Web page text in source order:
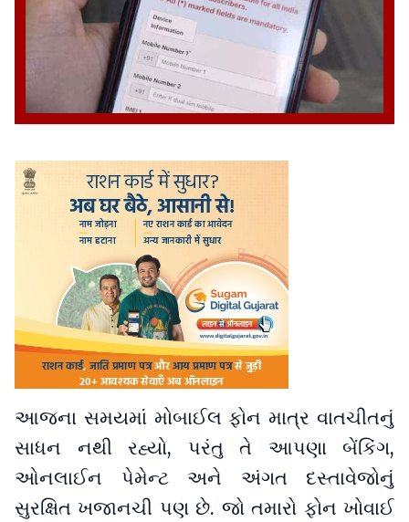
આજના સમયમાં મોબાઈલ ફોન માત્ર વાતચીતનું
સાધન નથી રહ્યો, પરંતુ તે આપણા બેંકિંગ,
ઓનલાઈન પેમેન્ટ અને અંગત દસ્તાવેજોનું
સુરક્ષિત ખજાનચી પણ છે. જો તમારો ફોન ખોવાઈ